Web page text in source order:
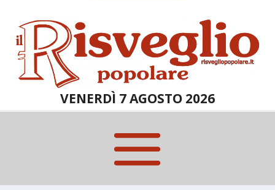
VENERDÌ 7 AGOSTO 2026